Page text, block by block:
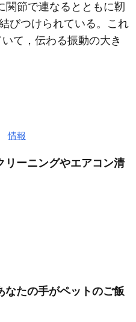
関節で連なるとともに靭
びつけられている。これ
て，伝わる振動の大き
情報
リーニングやエアコン清
なたの手がペットのご飯